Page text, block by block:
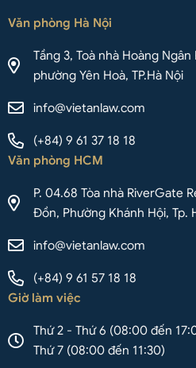
Văn phòng Hà Nội
Tầng 3, Toà nhà Hoàng
phường Yên Hoà, TP.Hà Nội
info@vietanlaw.com
(+84) 9 61 37 18 18
Văn phòng HCM
P. 04.68 Tòa nhà RiverGate
Đồn, Phường Khánh Hội, Tp.
info@vietanlaw.com
(+84) 9 61 57 18 18
Giờ làm việc
Thứ 2 - Thứ 6 (08:00 đến
Thứ 7 (08:00 đến 11:30)